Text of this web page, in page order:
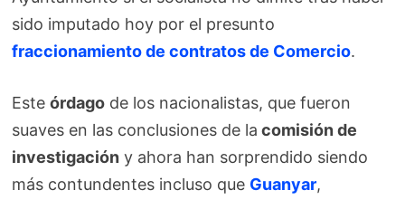
sido imputado hoy por el presunto
fraccionamiento de contratos de Comercio.
Esteórdago de los nacionalistas, que fueron
suaves en las conclusiones de la comisión de
investigación y ahora han sorprendido siendo
más contundentes incluso que Guanyar,